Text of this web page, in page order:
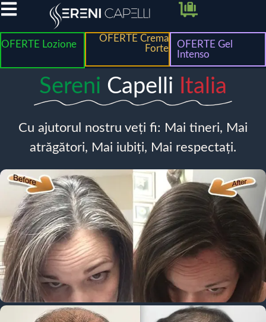
OFERTE Lozione
OFERTE Crema
Forte
OFERTE Gel
Intenso
Sereni Capelli Italia
Cu ajutorul nostru veți fi: Mai tineri, Mai
atrăgători, Mai iubiți, Mai respectați.